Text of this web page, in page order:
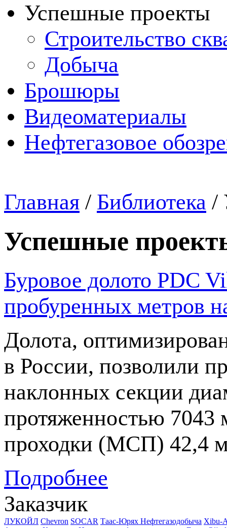
Успешные проекты
Строительство
Добыча
Брошюры
Видеоматериалы
Нефтегазовое
Главная / Библиотека /
Успешные
Буровое долото PDC
пробуренных метров
Долота,
в России, позволили
наклонных секции
протяженностью 7043
проходки (МСП) 42,4
Подробнее
Заказчик
ЛУКОЙЛ Chevron SOCAR Таас-Юрях Нефтегазодобыча Xibu-